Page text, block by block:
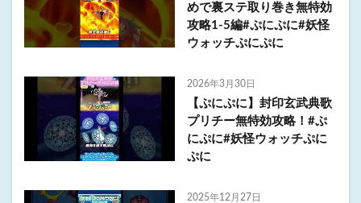
めで裏ステ取り巻き無特効
攻略1-5編#ぷにぷに#妖怪
ウォッチぷにぷに
2026年3月30日
【ぷにぷに】封印玄武典歌
プリチー無特効攻略！#ぷ
にぷに#妖怪ウォッチぷに
ぷに
2025年12月27日